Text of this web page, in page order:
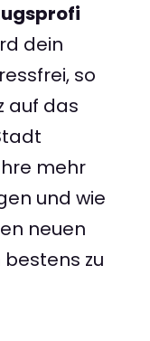
dein
so
auf das
mehr
und wie
neuen
zu